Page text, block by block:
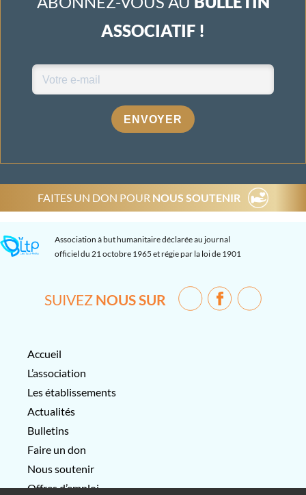
ASSOCIATIF !
ENVOYER
FAITES UN DON POUR NOUS SOUTENIR
Association à but humanitaire déclarée au journal
officiel du 21 octobre 1965 et régie par la loi de 1901
SUIVEZ NOUS SUR
Accueil
L’association
Les établissements
Actualités
Bulletins
Faire un don
Nous soutenir
Offres d’emploi